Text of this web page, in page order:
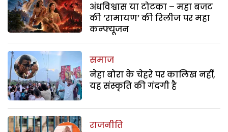
अंधविश्वास या टोटका – महा बजट
की ‘रामायण’ की रिलीज पर महा
कन्फ्यूजन
समाज
नेहा बोरा के चेहरे पर कालिख नहीं,
यह संस्कृति की गंदगी है
राजनीति